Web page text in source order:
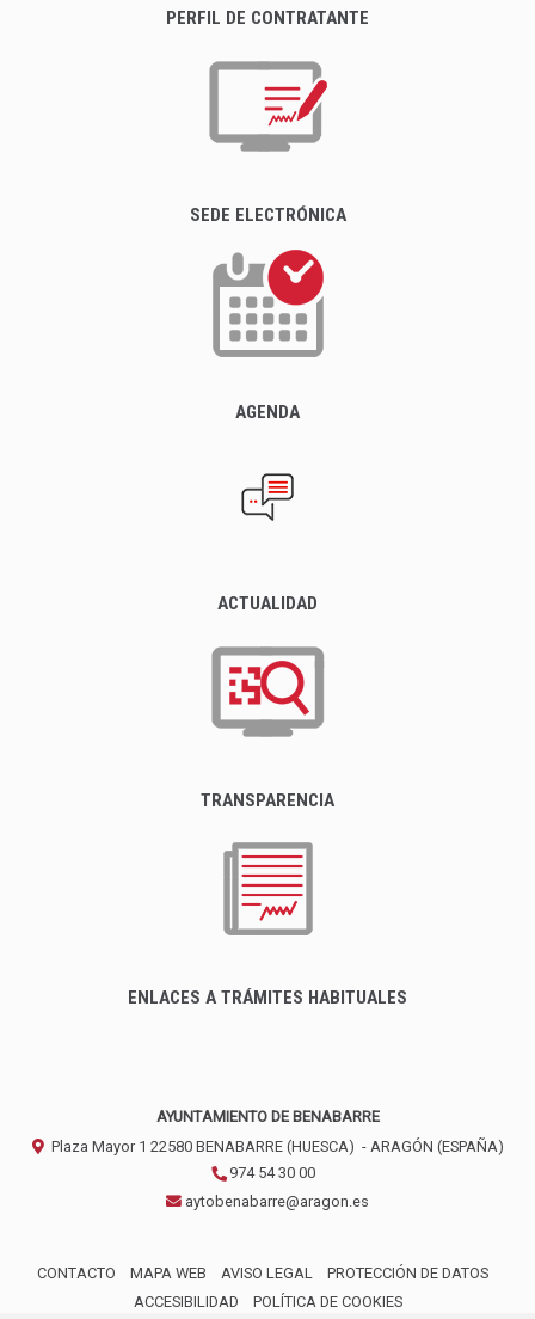
PERFIL DE CONTRATANTE
SEDE ELECTRÓNICA
AGENDA
ACTUALIDAD
TRANSPARENCIA
ENLACES A TRÁMITES HABITUALES
AYUNTAMIENTO DE BENABARRE
Plaza Mayor 1 22580 BENABARRE (HUESCA) - ARAGÓN (ESPAÑA)
974 54 30 00
aytobenabarre@aragon.es
CONTACTO MAPA WEB AVISO LEGAL
PROTECCIÓN DE DATOS
ACCESIBILIDAD
POLÍTICA DE COOKIES